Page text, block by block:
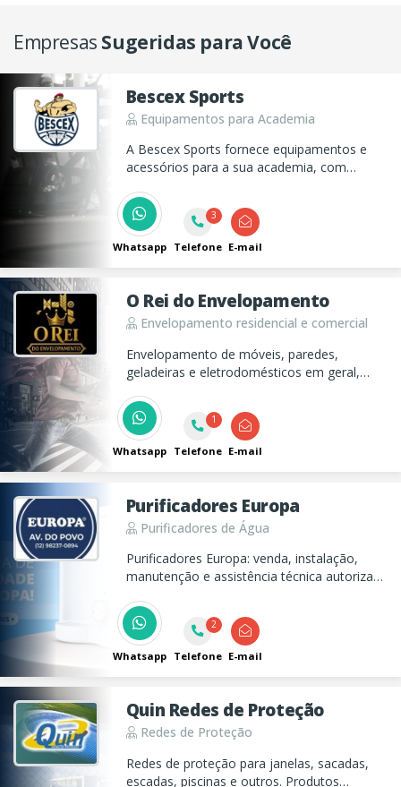
Empresas Sugeridas para Você
Bescex Sports
Equipamentos para Academia
A Bescex Sports fornece equipamentos e
acessórios para a sua academia, com
Financiamos em até 48 vezes! Aceitamos
seus aparelhos semi novos como parte de
pagamento (após avaliação)
Whatsapp
3
Telefone E-mail
O Rei do Envelopamento
Envelopamento residencial e comercial
Envelopamento de móveis, paredes,
geladeiras e eletrodomésticos em geral,
comunicação visual!
Whatsapp
1
Telefone E-mail
Purificadores Europa
Purificadores de Água
Purificadores Europa: venda, instalação,
manutenção e assistência técnica autorizada
e filtro de entrada central. Fale com a
revenda na Av. do Povo.
Whatsapp
2
Telefone E-mail
Quin Redes de Proteção
Redes de Proteção
Redes de proteção para janelas, sacadas,
escadas, piscinas e outros. Produtos